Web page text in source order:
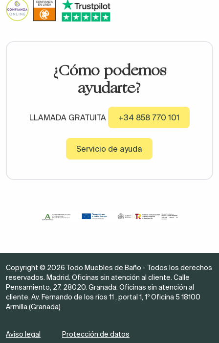
¿Cómo podemos
ayudarte?
LLAMADA GRATUITA +34 858 770 101
Servicio de ayuda
Copyright © 2026 Todo Muebles de Baño - Todos los derechos
reservados. Madrid. Oficinas sin atención al cliente. Calle
Pensamiento, 27. 28020. Granada. Oficinas sin atención al
cliente. Av. Fernando de los ríos 11 , portal 1, 1º Oficina 5 18100
Armilla (Granada)
Aviso legal Protección de datos